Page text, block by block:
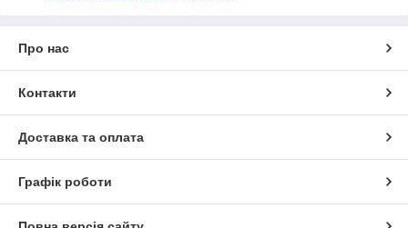
Про нас
Контакти
Доставка та оплата
Графік роботи